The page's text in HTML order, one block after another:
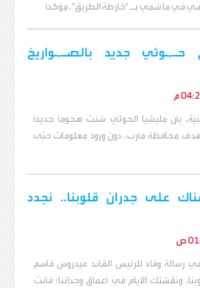
في ما سُمي بـ "خارطة الطريق"، مؤكداً
جديد بالصـ,ـواريخ
بأن مليشيا الحوثي شنت هجوماً جديداً
محافظة مأرب، دون ورود معلومات حتى
على جدران قلوبنا.. نجدد
في رسالة وفاء للرئيس القائد عيدروس قاسم
ونقشتك الأيام في أعماق وجداننا؛ فأنت